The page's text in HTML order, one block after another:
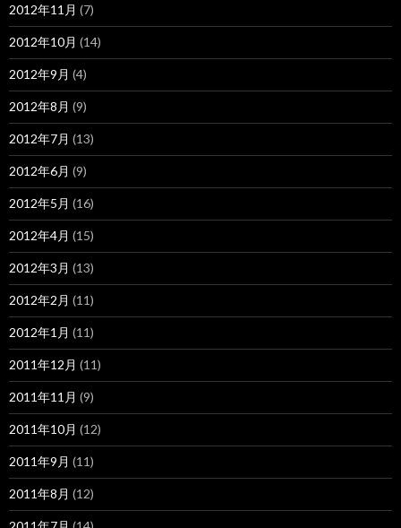
2012年11月 (7)
2012年10月 (14)
2012年9月 (4)
2012年8月 (9)
2012年7月 (13)
2012年6月 (9)
2012年5月 (16)
2012年4月 (15)
2012年3月 (13)
2012年2月 (11)
2012年1月 (11)
2011年12月 (11)
2011年11月 (9)
2011年10月 (12)
2011年9月 (11)
2011年8月 (12)